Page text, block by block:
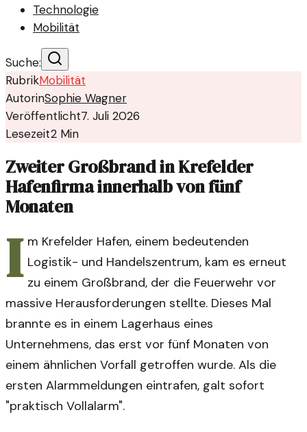
Technologie
Mobilität
Suche:
RubrikMobilität
AutorinSophie Wagner
Veröffentlicht7. Juli 2026
Lesezeit2 Min
Zweiter Großbrand in Krefelder
Hafenfirma innerhalb von fünf
Monaten
I m Krefelder Hafen, einem bedeutenden
Logistik- und Handelszentrum, kam es erneut
zu einem Großbrand, der die Feuerwehr vor
massive Herausforderungen stellte. Dieses Mal
brannte es in einem Lagerhaus eines
Unternehmens, das erst vor fünf Monaten von
einem ähnlichen Vorfall getroffen wurde. Als die
ersten Alarmmeldungen eintrafen, galt sofort
"praktisch Vollalarm".